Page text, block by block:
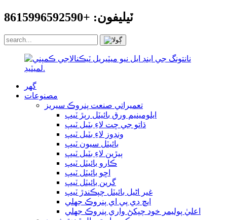
ٽيليفون: +8615996592590
گھر
مصنوعات
تعميراتي صنعت پنروڪ سيريز
ايلومينيم ورق بائيٽل رٻڙ ٽيپ
ڌاتو جي ڇت لاءِ بٽيل ٽيپ
ونڊوز لاءِ بٽيل ٽيپ
بائيٽل سيون ٽيپ
ٻيڙين لاءِ بٽيل ٽيپ
ڪارو بائيٽل ٽيپ
اڇو بائيٽل ٽيپ
گرين بائيٽل ٽيپ
غير اڻيل بائيٽل چپڪندڙ ٽيپ
ايڇ ڊي پي اي پنروڪ جھلي
اعليٰ پوليمر خود چپکڻ واري پنروڪ جھلي